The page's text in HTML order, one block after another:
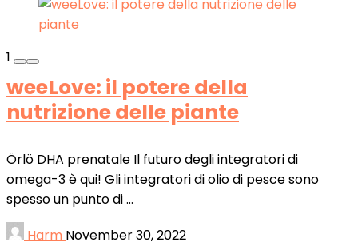
1
weeLove: il potere della
nutrizione delle piante
Örlö DHA prenatale Il futuro degli integratori di
omega-3 è qui! Gli integratori di olio di pesce sono
spesso un punto di ...
Harm November 30, 2022